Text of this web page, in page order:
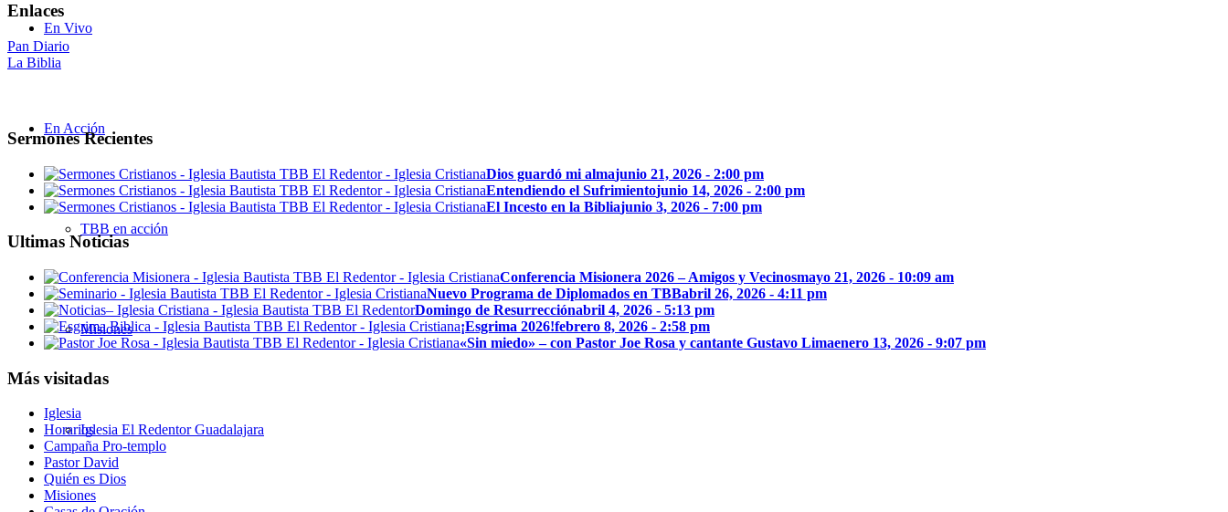
En Vivo
En Acción
TBB en acción
Misiones
Iglesia El Redentor Guadalajara
Enlaces
Pan Diario
La Biblia
Sermones Recientes
Dios guardó mi almajunio 21, 2026 - 2:00 pm
Entendiendo el Sufrimientojunio 14, 2026 - 2:00 pm
El Incesto en la Bibliajunio 3, 2026 - 7:00 pm
Ultimas Noticias
Conferencia Misionera 2026 – Amigos y Vecinosmayo 21, 2026 - 10:09 am
Nuevo Programa de Diplomados en TBBabril 26, 2026 - 4:11 pm
Domingo de Resurrecciónabril 4, 2026 - 5:13 pm
¡Esgrima 2026!febrero 8, 2026 - 2:58 pm
«Sin miedo» – con Pastor Joe Rosa y cantante Gustavo Limaenero 13, 2026 - 9:07 pm
Más visitadas
Iglesia
Horarios
Campaña Pro-templo
Pastor David
Quién es Dios
Misiones